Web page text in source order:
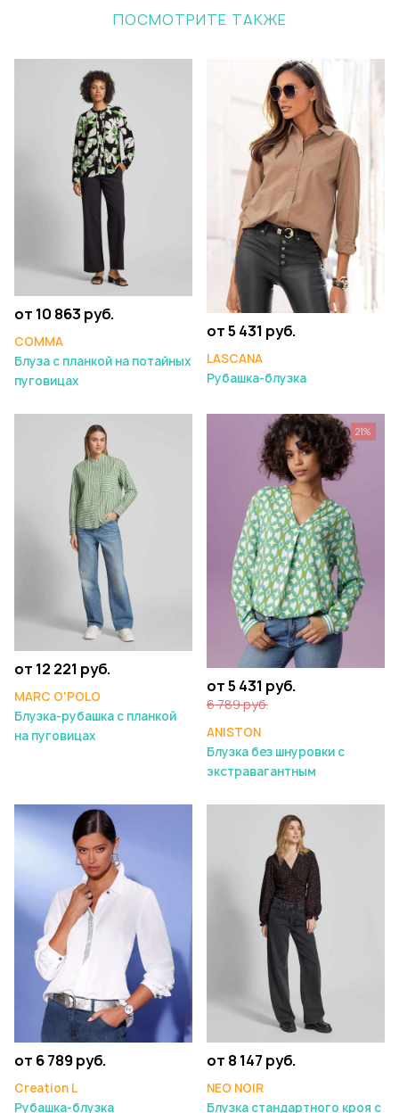
ПОСМОТРИТЕ ТАКЖЕ
от 10 863 руб.
COMMA
Блуза с планкой на потайных
пуговицах
от 5 431 руб.
LASCANA
Рубашка-блузка
от 12 221 руб.
MARC O'POLO
Блузка-рубашка с планкой
на пуговицах
от 5 431 руб.
6 789 руб.
ANISTON
Блузка без шнуровки с
экстравагантным
21%
от 6 789 руб.
Creation L
Рубашка-блузка
от 8 147 руб.
NEO NOIR
Блузка стандартного кроя с